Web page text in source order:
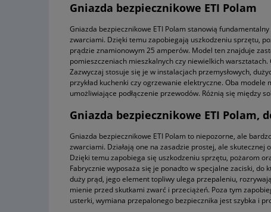
Gniazda bezpiecznikowe ETI Polam
Gniazda bezpiecznikowe ETI Polam stanowią
zwarciami. Dzięki temu zapobiegają uszkodzeniu sprzętu,
prądzie znamionowym 25 amperów. Model ten znajduje
pomieszczeniach mieszkalnych czy niewielkich
Zazwyczaj stosuje się je w instalacjach przemysłowych,
przykład kuchenki czy ogrzewanie elektryczne. Oba
umożliwiające podłączenie przewodów. Różnią się między
Gniazda bezpiecznikowe ETI Polam,
Gniazda bezpiecznikowe ETI Polam to niepozorne, ale
zwarciami. Działają one na zasadzie prostej, ale
Dzięki temu zapobiega się uszkodzeniu sprzętu, pożarom
Fabrycznie wyposaża się je ponadto w specjalne zaciski, do
duży prąd, jego element topliwy ulega przepaleniu,
mienie przed skutkami zwarć i przeciążeń. Poza tym
usterki, wymiana przepalonego bezpiecznika jest szybka i